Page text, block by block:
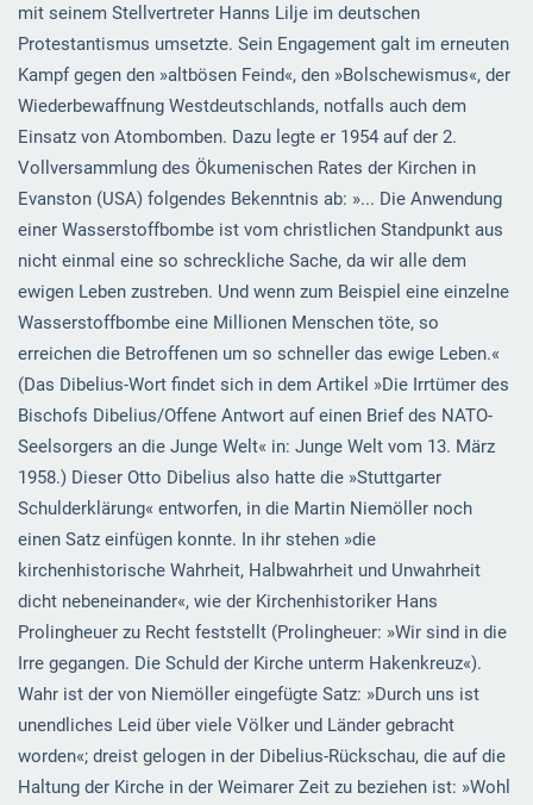
mit seinem Stellvertreter Hanns Lilje im deutschen
Protestantismus umsetzte. Sein Engagement galt im erneuten
Kampf gegen den »altbösen Feind«, den »Bolschewismus«, der
Wiederbewaffnung Westdeutschlands, notfalls auch dem
Einsatz von Atombomben. Dazu legte er 1954 auf der 2.
Vollversammlung des Ökumenischen Rates der Kirchen in
Evanston (USA) folgendes Bekenntnis ab: »... Die Anwendung
einer Wasserstoffbombe ist vom christlichen Standpunkt aus
nicht einmal eine so schreckliche Sache, da wir alle dem
ewigen Leben zustreben. Und wenn zum Beispiel eine einzelne
Wasserstoffbombe eine Millionen Menschen töte, so
erreichen die Betroffenen um so schneller das ewige Leben.«
(Das Dibelius-Wort findet sich in dem Artikel »Die Irrtümer des
Bischofs Dibelius/Offene Antwort auf einen Brief des NATO-
Seelsorgers an die Junge Welt« in: Junge Welt vom 13. März
1958.) Dieser Otto Dibelius also hatte die »Stuttgarter
Schulderklärung« entworfen, in die Martin Niemöller noch
einen Satz einfügen konnte. In ihr stehen »die
kirchenhistorische Wahrheit, Halbwahrheit und Unwahrheit
dicht nebeneinander«, wie der Kirchenhistoriker Hans
Prolingheuer zu Recht feststellt (Prolingheuer: »Wir sind in die
Irre gegangen. Die Schuld der Kirche unterm Hakenkreuz«).
Wahr ist der von Niemöller eingefügte Satz: »Durch uns ist
unendliches Leid über viele Völker und Länder gebracht
worden«; dreist gelogen in der Dibelius-Rückschau, die auf die
Haltung der Kirche in der Weimarer Zeit zu beziehen ist: »Wohl